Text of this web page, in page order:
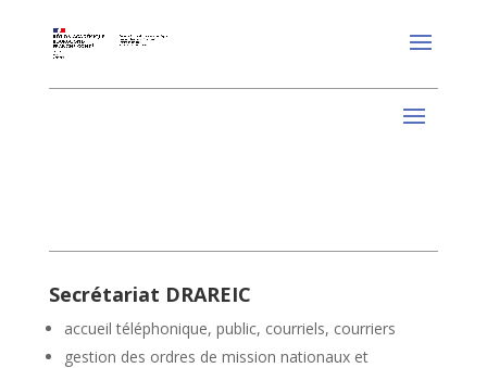
Secrétariat DRAREIC
accueil téléphonique, public, courriels, courriers
gestion des ordres de mission nationaux et